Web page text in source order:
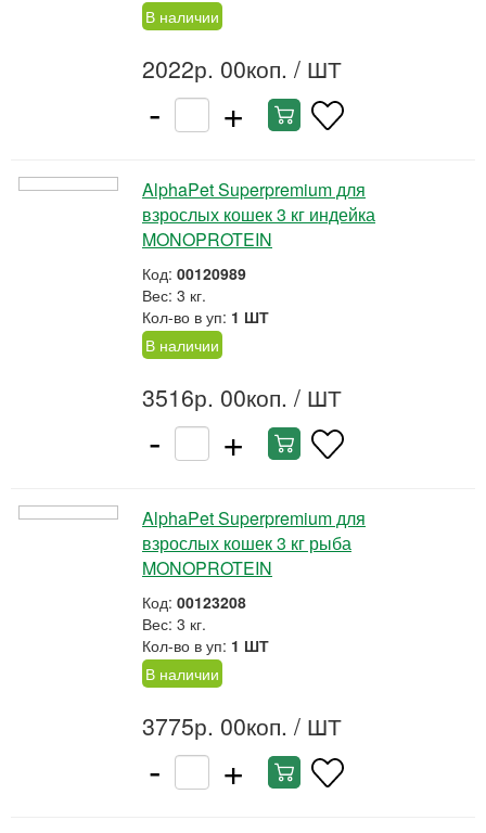
В наличии
2022р. 00коп. / ШТ
- +
AlphaPet Superpremium для
взрослых кошек 3 кг индейка
MONOPROTEIN
Код: 00120989
Вес: 3 кг.
Кол-во в уп: 1 ШТ
В наличии
3516р. 00коп. / ШТ
- +
AlphaPet Superpremium для
взрослых кошек 3 кг рыба
MONOPROTEIN
Код: 00123208
Вес: 3 кг.
Кол-во в уп: 1 ШТ
В наличии
3775р. 00коп. / ШТ
- +